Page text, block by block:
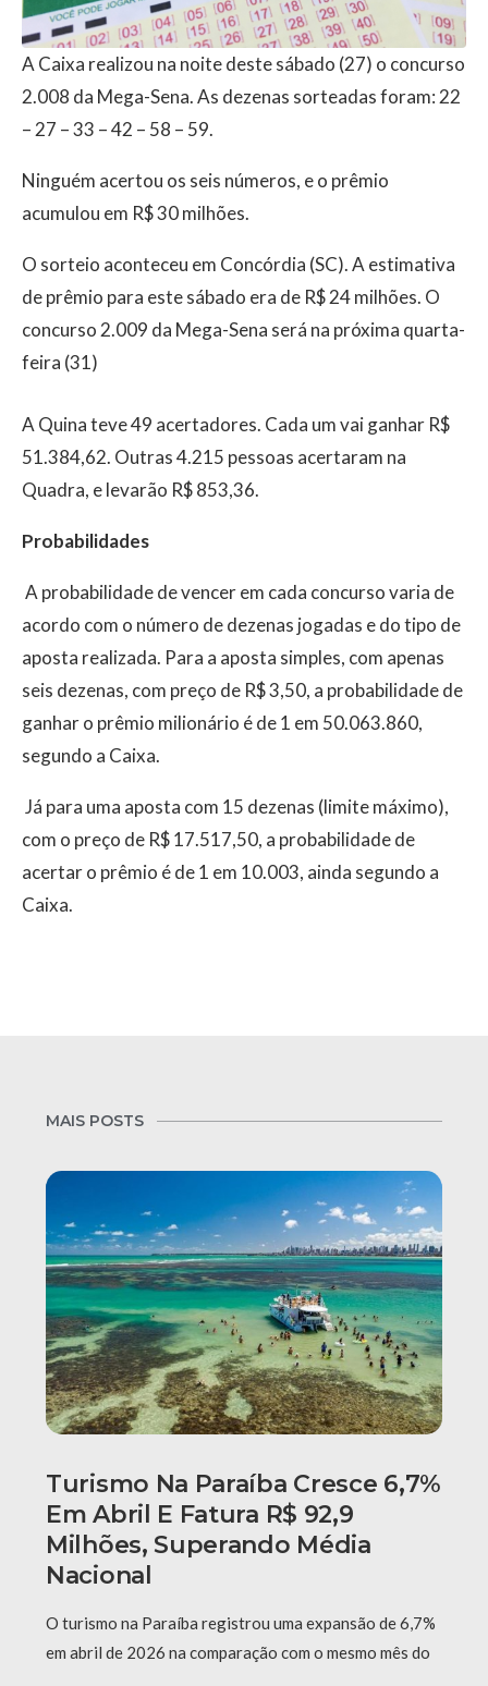
A Caixa realizou na noite deste sábado (27) o concurso
2.008 da Mega-Sena. As dezenas sorteadas foram: 22
– 27 – 33 – 42 – 58 – 59.
Ninguém acertou os seis números, e o prêmio
acumulou em R$ 30 milhões.
O sorteio aconteceu em Concórdia (SC). A estimativa
de prêmio para este sábado era de R$ 24 milhões. O
concurso 2.009 da Mega-Sena será na próxima quarta-
feira (31)
A Quina teve 49 acertadores. Cada um vai ganhar R$
51.384,62. Outras 4.215 pessoas acertaram na
Quadra, e levarão R$ 853,36.
Probabilidades
A probabilidade de vencer em cada concurso varia de
acordo com o número de dezenas jogadas e do tipo de
aposta realizada. Para a aposta simples, com apenas
seis dezenas, com preço de R$ 3,50, a probabilidade de
ganhar o prêmio milionário é de 1 em 50.063.860,
segundo a Caixa.
Já para uma aposta com 15 dezenas (limite máximo),
com o preço de R$ 17.517,50, a probabilidade de
acertar o prêmio é de 1 em 10.003, ainda segundo a
Caixa.
MAIS POSTS
Turismo Na Paraíba Cresce 6,7%
Em Abril E Fatura R$ 92,9
Milhões, Superando Média
Nacional
O turismo na Paraíba registrou uma expansão de 6,7%
em abril de 2026 na comparação com o mesmo mês do